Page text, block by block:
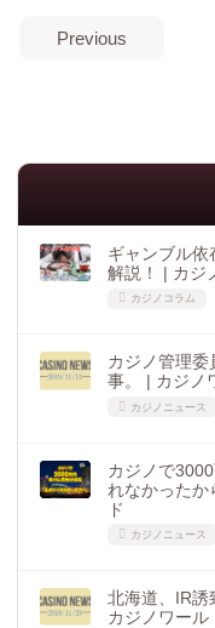
Previous
ギャンブル
解説！ | カジ
カジノコラム
カジノ管理委
事。 | カジノ
カジノニュース
カジノで
れなかった
ド
カジノニュース
北海道、IR誘
カジノワール